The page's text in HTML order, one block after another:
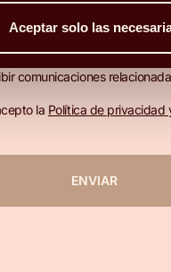
Aceptar solo las
comunicaciones
la Política de privacidad
ENVIAR